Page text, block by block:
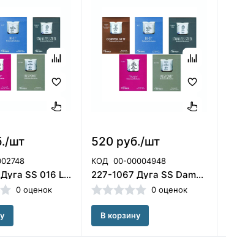
шт
211-0026 Дуга SS 016 LS, ORMCO
0 оценок
520 руб./шт
КОД 00-00004948
227-1067 Дуга SS Damon 016*025, Ormco (США)
0 оценок
В корзину